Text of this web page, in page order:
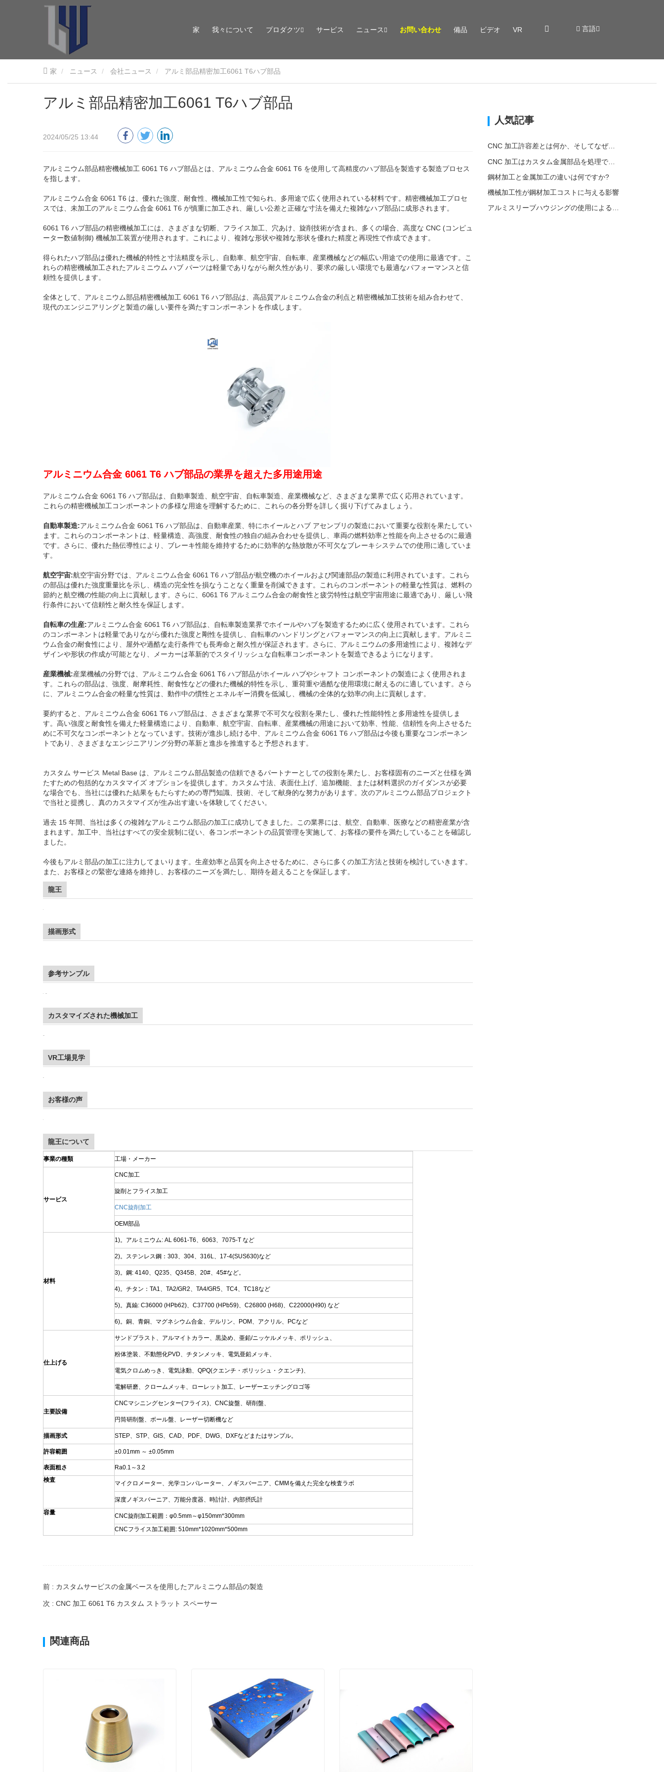
家 我々について プロダクツ サービス ニュース お問い合わせ 備品 ビデオ VR 言語
家 ニュース 会社ニュース アルミ部品精密加工6061 T6ハブ部品
アルミ部品精密加工6061 T6ハブ部品
2024/05/25 13:44
アルミニウム部品精密機械加工 6061 T6 ハブ部品とは、アルミニウム合金 6061 T6 を使用して高精度のハブ部品を製造する製造プロセス
を指します。
アルミニウム合金 6061 T6 は、優れた強度、耐食性、機械加工性で知られ、多用途で広く使用されている材料です。精密機械加工プロセ
スでは、未加工のアルミニウム合金 6061 T6 が慎重に加工され、厳しい公差と正確な寸法を備えた複雑なハブ部品に成形されます。
6061 T6 ハブ部品の精密機械加工には、さまざまな切断、フライス加工、穴あけ、旋削技術が含まれ、多くの場合、高度な CNC (コンピュ
ーター数値制御) 機械加工装置が使用されます。これにより、複雑な形状や複雑な形状を優れた精度と再現性で作成できます。
得られたハブ部品は優れた機械的特性と寸法精度を示し、自動車、航空宇宙、自転車、産業機械などの幅広い用途での使用に最適です。こ
れらの精密機械加工されたアルミニウム ハブ パーツは軽量でありながら耐久性があり、要求の厳しい環境でも最適なパフォーマンスと信
頼性を提供します。
全体として、アルミニウム部品精密機械加工 6061 T6 ハブ部品は、高品質アルミニウム合金の利点と精密機械加工技術を組み合わせて、
現代のエンジニアリングと製造の厳しい要件を満たすコンポーネントを作成します。
アルミニウム合金 6061 T6 ハブ部品の業界を超えた多用途用途
アルミニウム合金 6061 T6 ハブ部品は、自動車製造、航空宇宙、自転車製造、産業機械など、さまざまな業界で広く応用されています。
これらの精密機械加工コンポーネントの多様な用途を理解するために、これらの各分野を詳しく掘り下げてみましょう。
自動車製造:アルミニウム合金 6061 T6 ハブ部品は、自動車産業、特にホイールとハブ アセンブリの製造において重要な役割を果たしてい
ます。これらのコンポーネントは、軽量構造、高強度、耐食性の独自の組み合わせを提供し、車両の燃料効率と性能を向上させるのに最適
です。さらに、優れた熱伝導性により、ブレーキ性能を維持するために効率的な熱放散が不可欠なブレーキシステムでの使用に適していま
す。
航空宇宙:航空宇宙分野では、アルミニウム合金 6061 T6 ハブ部品が航空機のホイールおよび関連部品の製造に利用されています。これら
の部品は優れた強度重量比を示し、構造の完全性を損なうことなく重量を削減できます。これらのコンポーネントの軽量な性質は、燃料の
節約と航空機の性能の向上に貢献します。さらに、6061 T6 アルミニウム合金の耐食性と疲労特性は航空宇宙用途に最適であり、厳しい飛
行条件において信頼性と耐久性を保証します。
自転車の生産:アルミニウム合金 6061 T6 ハブ部品は、自転車製造業界でホイールやハブを製造するために広く使用されています。これら
のコンポーネントは軽量でありながら優れた強度と剛性を提供し、自転車のハンドリングとパフォーマンスの向上に貢献します。アルミニ
ウム合金の耐食性により、屋外や過酷な走行条件でも長寿命と耐久性が保証されます。さらに、アルミニウムの多用途性により、複雑なデ
ザインや形状の作成が可能となり、メーカーは革新的でスタイリッシュな自転車コンポーネントを製造できるようになります。
産業機械:産業機械の分野では、アルミニウム合金 6061 T6 ハブ部品がホイール ハブやシャフト コンポーネントの製造によく使用されま
す。これらの部品は、強度、耐摩耗性、耐食性などの優れた機械的特性を示し、重荷重や過酷な使用環境に耐えるのに適しています。さら
に、アルミニウム合金の軽量な性質は、動作中の慣性とエネルギー消費を低減し、機械の全体的な効率の向上に貢献します。
要約すると、アルミニウム合金 6061 T6 ハブ部品は、さまざまな業界で不可欠な役割を果たし、優れた性能特性と多用途性を提供しま
す。高い強度と耐食性を備えた軽量構造により、自動車、航空宇宙、自転車、産業機械の用途において効率、性能、信頼性を向上させるた
めに不可欠なコンポーネントとなっています。技術が進歩し続ける中、アルミニウム合金 6061 T6 ハブ部品は今後も重要なコンポーネン
トであり、さまざまなエンジニアリング分野の革新と進歩を推進すると予想されます。
カスタム サービス Metal Base は、アルミニウム部品製造の信頼できるパートナーとしての役割を果たし、お客様固有のニーズと仕様を満
たすための包括的なカスタマイズ オプションを提供します。カスタム寸法、表面仕上げ、追加機能、または材料選択のガイダンスが必要
な場合でも、当社には優れた結果をもたらすための専門知識、技術、そして献身的な努力があります。次のアルミニウム部品プロジェクト
で当社と提携し、真のカスタマイズが生み出す違いを体験してください。
過去 15 年間、当社は多くの複雑なアルミニウム部品の加工に成功してきました。この業界には、航空、自動車、医療などの精密産業が含
まれます。加工中、当社はすべての安全規制に従い、各コンポーネントの品質管理を実施して、お客様の要件を満たしていることを確認し
ました。
今後もアルミ部品の加工に注力してまいります。生産効率と品質を向上させるために、さらに多くの加工方法と技術を検討していきます。
また、お客様との緊密な連絡を維持し、お客様のニーズを満たし、期待を超えることを保証します。
龍王
描画形式
カスタマイズされた機械加工
人気記事
CNC 加工許容差とは何か、そしてなぜそれが重要なのか?
鋼材加工と金属加工の違いは何ですか?
機械加工性が鋼材加工コストに与える影響
アルミスリーブハウジングの使用による環境への影響